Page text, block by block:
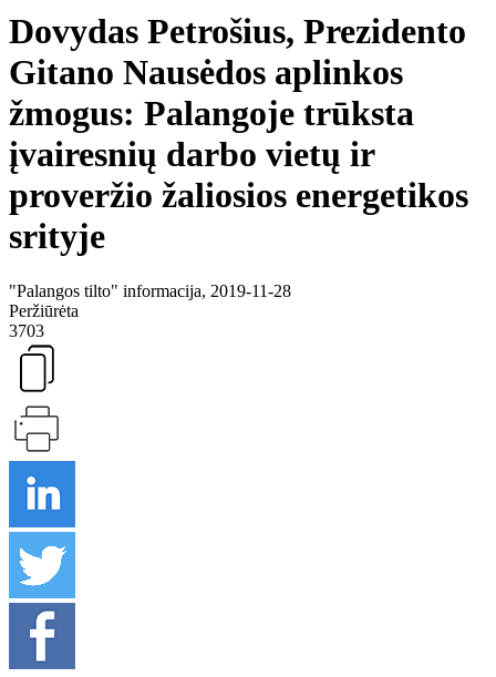
Dovydas Petrošius, Prezidento
Gitano Nausėdos aplinkos
žmogus: Palangoje trūksta
įvairesnių darbo vietų ir
proveržio žaliosios energetikos
srityje
"Palangos tilto" informacija, 2019-11-28
Peržiūrėta
3703